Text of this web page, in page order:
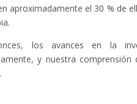
aproximadamente el 30 % de
los avances en la
y nuestra